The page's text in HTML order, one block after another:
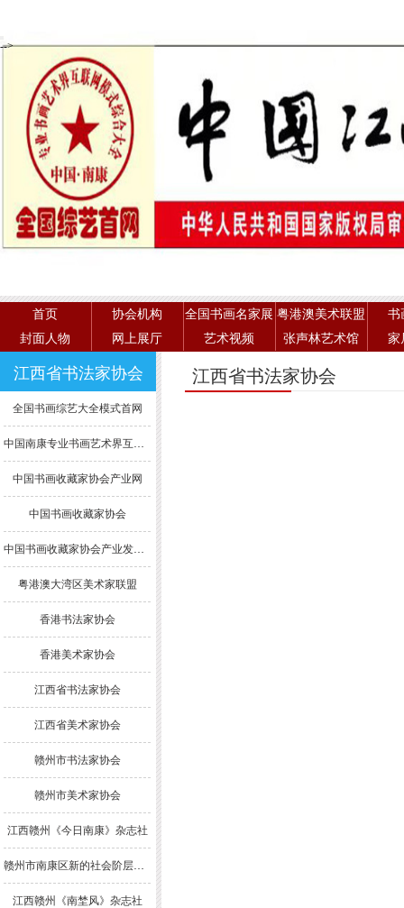
-->
首页 协会机构 全国书画名家展 粤港澳美术联盟
书
封面人物
网上展厅 艺术视频 张声林艺术馆 家
江西省书法家协会
全国书画综艺大全模式首网
中国南康专业书画艺术界互联网模式综合大全
中国书画收藏家协会产业网
中国书画收藏家协会
中国书画收藏家协会产业发展委员会
粤港澳大湾区美术家联盟
香港书法家协会
香港美术家协会
江西省书法家协会
江西省美术家协会
赣州市书法家协会
赣州市美术家协会
江西赣州《今日南康》杂志社
赣州市南康区新的社会阶层人士联谊会
江西赣州《南埜风》杂志社
江西省书法家协会